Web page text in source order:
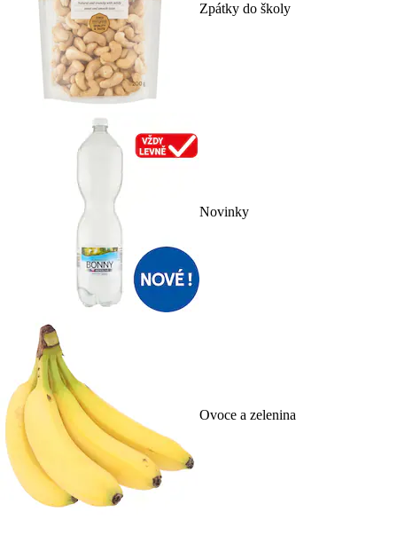
Zpátky do školy
Novinky
Ovoce a zelenina